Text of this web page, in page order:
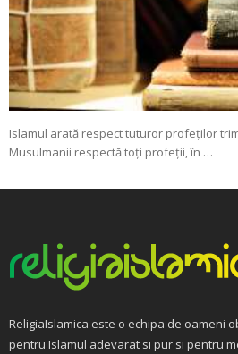
Islamul arată respect tuturor profeților
Musulmanii respectă toți profeții, în …
ReligiaIslamica este o echipa de oameni
pentru Islamul adevarat si pur si pentru